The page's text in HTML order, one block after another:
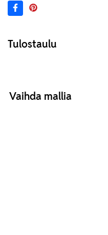
Tulostaulu
Vaihda mallia